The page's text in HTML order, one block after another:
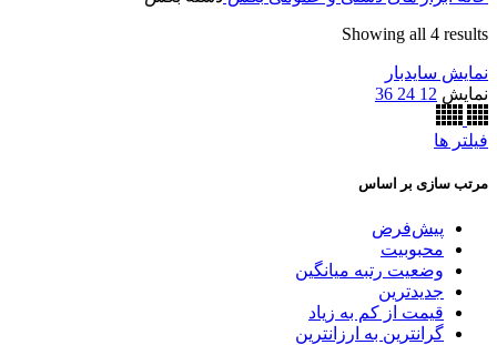
Showing all 4 results
نمایش سایدبار
نمایش 12
24
36
فیلتر ها
مرتب سازی بر اساس
پیش‌فرض
محبوبیت
وضعیت رتبه میانگین
جدیدترین
قیمت از کم به زیاد
گرانترین به ارزانترین